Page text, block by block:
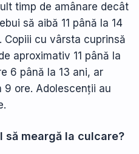
timp de amânare decât
să aibă 11 până la 14
Copiii cu vârsta cuprinsă
aproximativ 11 până la
6 până la 13 ani, ar
ore. Adolescenții au
să meargă la culcare?